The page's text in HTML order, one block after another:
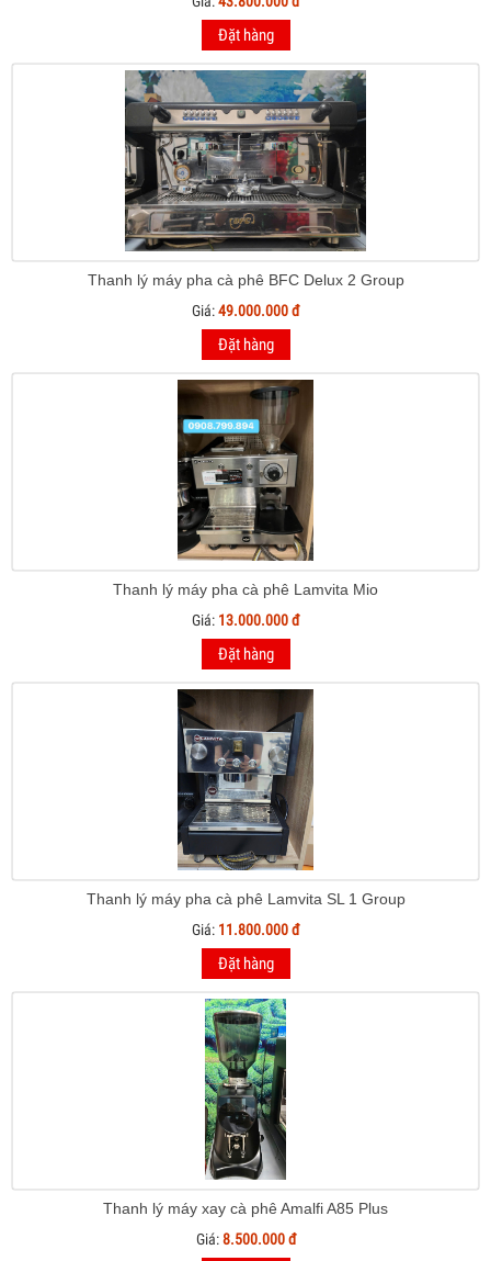
Đặt hàng
Thanh lý máy pha cà phê BFC Delux 2 Group
Giá:49.000.000 đ
Đặt hàng
Thanh lý máy pha cà phê Lamvita Mio
Giá: 13.000.000 đ
Đặt hàng
Thanh lý máy pha cà phê Lamvita SL 1 Group
Giá: 11.800.000 đ
Đặt hàng
Thanh lý máy xay cà phê Amalfi A85 Plus
Giá:8.500.000 đ